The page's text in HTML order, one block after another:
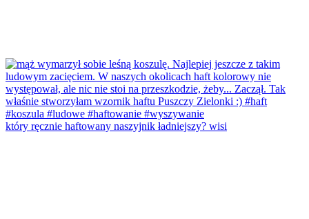
który ręcznie haftowany naszyjnik ładniejszy? wisi